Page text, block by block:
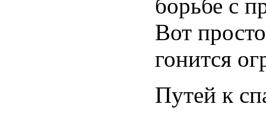
борьбе с
Вот
гонится
Путей к